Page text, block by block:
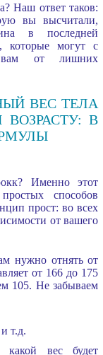
Наш ответ таков:
вы высчитали,
в последней
которые могут с
вам от лишних
ВЕС ТЕЛА
В
Именно этот
способов
прост: во всех
от вашего
нужно отнять от
от 166 до 175
105. Не забываем
т.д.
вес будет